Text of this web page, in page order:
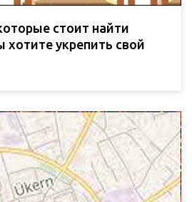
стоит найти
хотите укрепить свой